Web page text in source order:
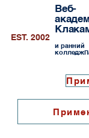
Веб-
и ранний
колледж
EST. 2002